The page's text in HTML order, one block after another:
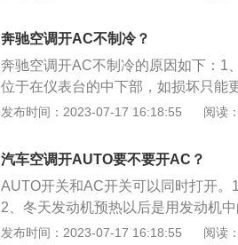
清器要定期更换，因为春天沙尘较多
滋长细菌，使空调产生霉味，另外，
来，清洗才能彻底。3、定期开放大
大风能将空调风道内表面的浮尘吹出
另外，也要用专用的风道清洗液进行
奔驰空调开AC不制冷？
奔驰空调开AC不制冷的原因如下：1
位于在仪表台的中下部，如损坏只能
调散热就会变差，导致空调制冷效果
会导致空调使用不良，需前往4s店维
作不良时要检查发动机皮带。5、缺
添加一次冷媒，汽车空调有密封装置
有泄漏的地方也会导致冷媒损耗。
发布时间：2023-07-17 16:18:55 阅读
汽车空调开AUTO要不要开AC？
AUTO开关和AC开关可以同时打开。
2、冬天发动机预热以后是用发动机
关。以下是关于AC键的作用：1、夏
发布时间：2023-07-17 16:18:55 阅读